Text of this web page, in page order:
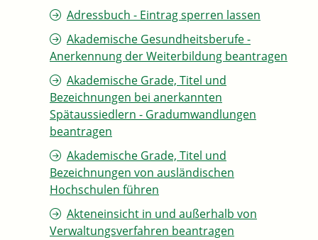
Adressbuch - Eintrag sperren lassen
Akademische Gesundheitsberufe -
Anerkennung der Weiterbildung beantragen
Akademische Grade, Titel und
Bezeichnungen bei anerkannten
Spätaussiedlern - Gradumwandlungen
beantragen
Akademische Grade, Titel und
Bezeichnungen von ausländischen
Hochschulen führen
Akteneinsicht in und außerhalb von
Verwaltungsverfahren beantragen